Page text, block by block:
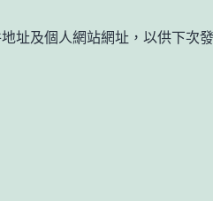
址及個人網站網址，以供下次